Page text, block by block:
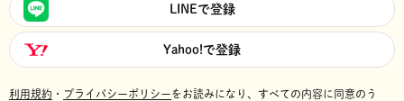
LINEで登録
Yahoo!で登録
利用規約 ・ プライバシーポリシーをお読みになり、 すべての内容に同意のう